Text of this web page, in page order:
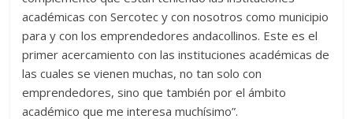
académicas con Sercotec y con nosotros como municipio
para y con los emprendedores andacollinos. Este es el
primer acercamiento con las instituciones académicas de
las cuales se vienen muchas, no tan solo con
emprendedores, sino que también por el ámbito
académico que me interesa muchísimo”.